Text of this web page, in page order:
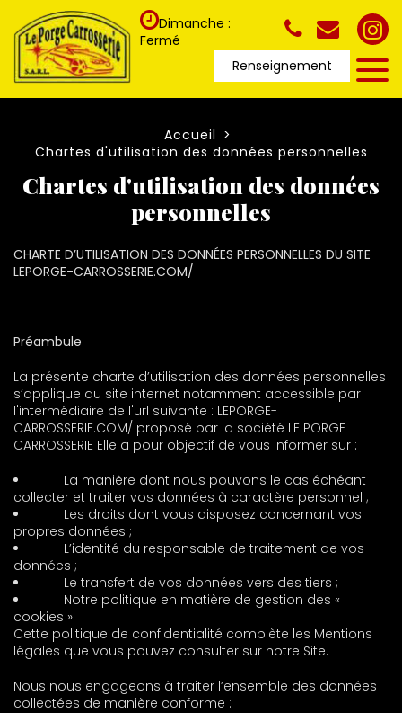
Dimanche :
Fermé
Renseignement
Accueil
Chartes d'utilisation des données personnelles
Chartes d'utilisation des données
personnelles
CHARTE D’UTILISATION DES DONNÉES PERSONNELLES DU SITE
LEPORGE-CARROSSERIE.COM/
Préambule
La présente charte d’utilisation des données personnelles
s’applique au site internet notamment accessible par
l'intermédiaire de l'url suivante : LEPORGE-
CARROSSERIE.COM/ proposé par la société LE PORGE
CARROSSERIE Elle a pour objectif de vous informer sur :
La manière dont nous pouvons le cas échéant
collecter et traiter vos données à caractère personnel ;
Les droits dont vous disposez concernant vos
propres données ;
L’identité du responsable de traitement de vos
données ;
Le transfert de vos données vers des tiers ;
Notre politique en matière de gestion des «
cookies ».
Cette politique de confidentialité complète les Mentions
légales que vous pouvez consulter sur notre Site.
Nous nous engageons à traiter l’ensemble des données
collectées de manière conforme :